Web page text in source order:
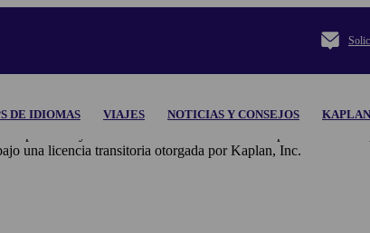
DE IDIOMAS VIAJES NOTICIAS Y CONSEJOS
Kaplan Inc. y sus subsidiarias declinan toda responsabilidad
una licencia transitoria otorgada por Kaplan, Inc.